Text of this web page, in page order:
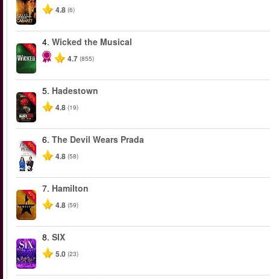
4.8 (6)
-50%
4. Wicked the Musical
4.7 (855)
-50%
5. Hadestown
4.8 (19)
-50%
6. The Devil Wears Prada
4.8 (58)
-40%
7. Hamilton
4.8 (59)
8. SIX
5.0 (23)